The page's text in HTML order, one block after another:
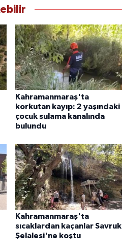
Kahramanmaraş'ta
korkutan kayıp: 2 yaşındaki
çocuk sulama kanalında
bulundu
Kahramanmaraş'ta
sıcaklardan kaçanlar Savruk
Şelalesi'ne koştu